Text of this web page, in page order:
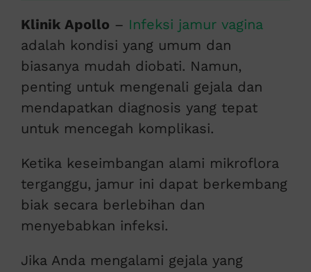
Klinik Apollo – Infeksi jamur vagina
adalah kondisi yang umum dan
biasanya mudah diobati. Namun,
penting untuk mengenali gejala dan
mendapatkan diagnosis yang tepat
untuk mencegah komplikasi.
Ketika keseimbangan alami mikroflora
terganggu, jamur ini dapat berkembang
biak secara berlebihan dan
menyebabkan infeksi.
Jika Anda mengalami gejala yang